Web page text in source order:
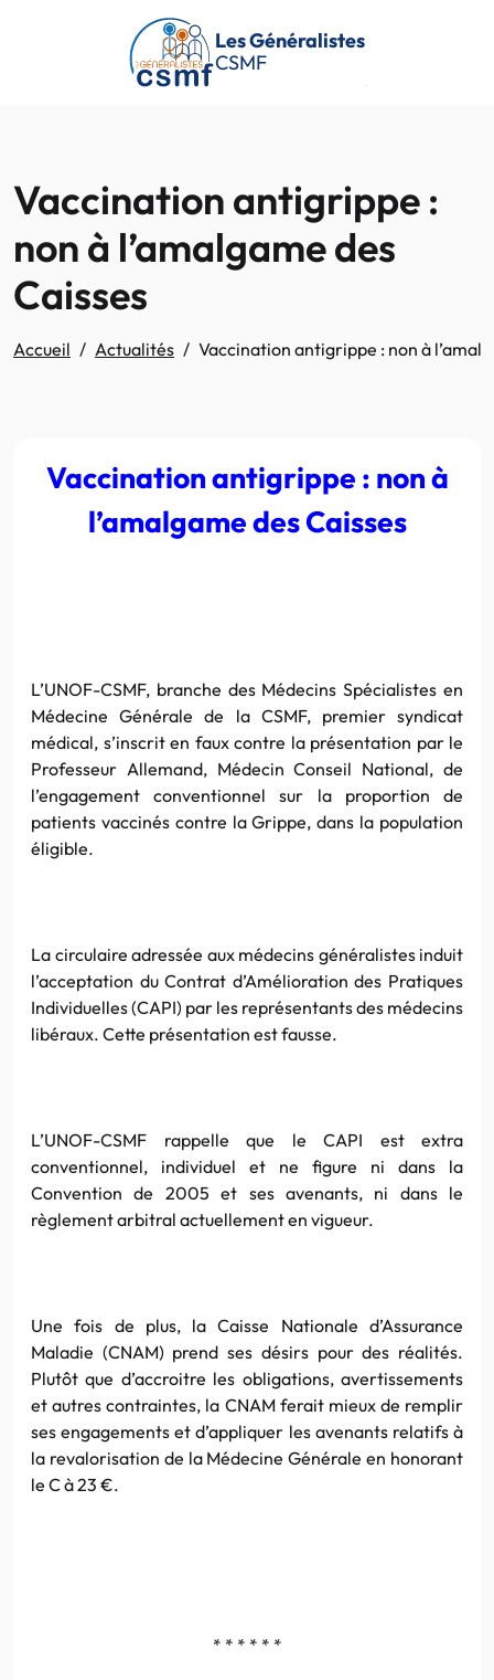
Passer au contenu principal
Les Généralistes
CSMF
Vaccination antigrippe :
non à l’amalgame des
Caisses
Accueil Actualités Vaccination antigrippe : non à
Vaccination antigrippe : non à
l’amalgame des Caisses
L’UNOF-CSMF, branche des Médecins Spécialistes en
Médecine Générale de la CSMF, premier syndicat
médical, s’inscrit en faux contre la présentation par le
Professeur Allemand, Médecin Conseil National, de
l’engagement conventionnel sur la proportion de
patients vaccinés contre la Grippe, dans la population
éligible.
La circulaire adressée aux médecins généralistes induit
l’acceptation du Contrat d’Amélioration des Pratiques
Individuelles (CAPI) par les représentants des médecins
libéraux. Cette présentation est fausse.
L’UNOF-CSMF rappelle que le CAPI est extra
conventionnel, individuel et ne figure ni dans la
Convention de 2005 et ses avenants, ni dans le
règlement arbitral actuellement en vigueur.
Une fois de plus, la Caisse Nationale d’Assurance
Maladie (CNAM) prend ses désirs pour des réalités.
Plutôt que d’accroitre les obligations, avertissements
et autres contraintes, la CNAM ferait mieux de remplir
ses engagements et d’appliquer les avenants relatifs à
la revalorisation de la Médecine Générale en honorant
le C à 23 €.
* * * * * *